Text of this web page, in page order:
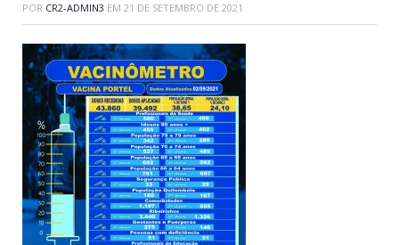
POR CR2-ADMIN3 EM 21 DE SETEMBRO DE 2021